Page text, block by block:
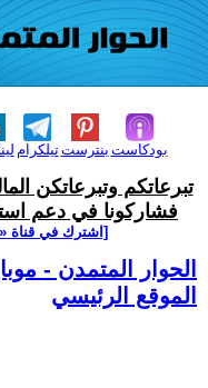
تيلكرامبنترست بودكاست
تبرعاتكم وتبرعاتكن
فشاركونا في دعم
[اشترك في قناة
الحوار المتمدن -
الموقع الرئيسي